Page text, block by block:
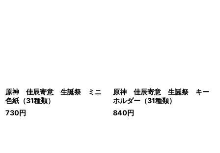
原神 佳辰寄意 生誕祭 ミニ
色紙（31種類）
730円
原神 佳辰寄意 生誕祭 キー
ホルダー（31種類）
840円